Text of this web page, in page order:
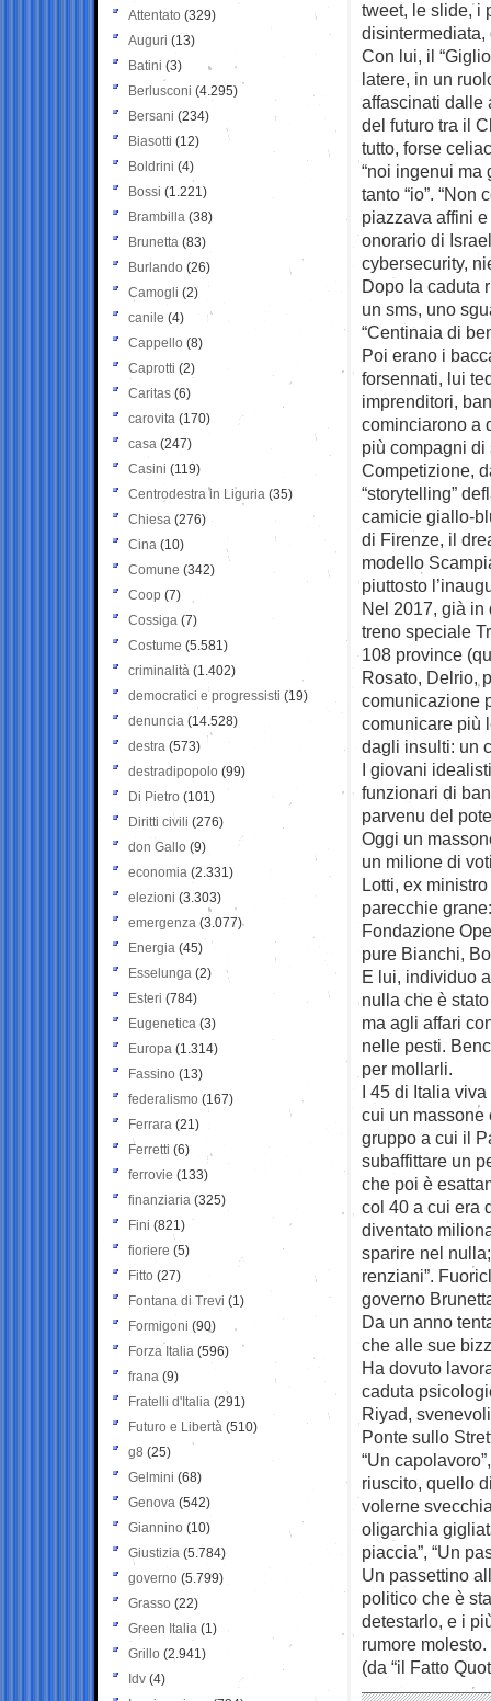
tweet, le slide, i
disintermediata,
Con lui, il
latere, in un
affascinati dalle
del futuro tra il
tutto, forse
“noi ingenui ma
tanto “io”.
piazzava affini
onorario di
cybersecurity,
Dopo la caduta
un sms, uno
“Centinaia di
Poi erano i
forsennati, lui
imprenditori,
cominciarono a
più compagni di
Competizione,
“storytelling”
camicie giallo-
di Firenze, il
modello
piuttosto
Nel 2017, già in
treno speciale
108 province
Rosato, Delrio,
comunicazione
comunicare più
dagli insulti: un
I giovani
funzionari di
parvenu del
Oggi un
un milione di
Lotti, ex
parecchie
Fondazione
pure Bianchi,
E lui, individuo
nulla che è
ma agli affari
nelle pesti.
per mollarli.
I 45 di Italia
cui un massone
gruppo a cui il
subaffittare un
che poi è
col 40 a cui era
diventato
sparire nel
renziani”.
governo
Da un anno
che alle sue
Ha dovuto
caduta
Riyad,
Ponte sullo
“Un
riuscito, quello
volerne
oligarchia
piaccia”, “Un
Un passettino
politico che è
detestarlo, e i
rumore molesto.
(da “il Fatto
Attentato (329)
Auguri (13)
Batini (3)
Berlusconi (4.295)
Bersani (234)
Biasotti (12)
Boldrini (4)
Bossi (1.221)
Brambilla (38)
Brunetta (83)
Burlando (26)
Camogli (2)
canile (4)
Cappello (8)
Caprotti (2)
Caritas (6)
carovita (170)
casa (247)
Casini (119)
Centrodestra in Liguria (35)
Chiesa (276)
Cina (10)
Comune (342)
Coop (7)
Cossiga (7)
Costume (5.581)
criminalità (1.402)
democratici e progressisti (19)
denuncia (14.528)
destra (573)
destradipopolo (99)
Di Pietro (101)
Diritti civili (276)
don Gallo (9)
economia (2.331)
elezioni (3.303)
emergenza (3.077)
Energia (45)
Esselunga (2)
Esteri (784)
Eugenetica (3)
Europa (1.314)
Fassino (13)
federalismo (167)
Ferrara (21)
Ferretti (6)
ferrovie (133)
finanziaria (325)
Fini (821)
fioriere (5)
Fitto (27)
Fontana di Trevi (1)
Formigoni (90)
Forza Italia (596)
frana (9)
Fratelli d'Italia (291)
Futuro e Libertà (510)
g8 (25)
Gelmini (68)
Genova (542)
Giannino (10)
Giustizia (5.784)
governo (5.799)
Grasso (22)
Green Italia (1)
Grillo (2.941)
Idv (4)